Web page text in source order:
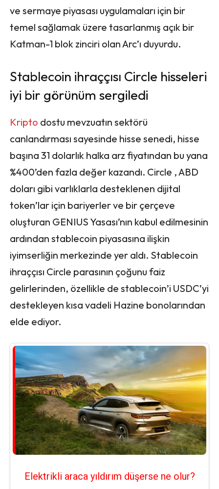
ve sermaye piyasası uygulamaları için bir
temel sağlamak üzere tasarlanmış açık bir
Katman-1 blok zinciri olan Arc’ı duyurdu.
Stablecoin ihraççısı Circle hisseleri
iyi bir görünüm sergiledi
Kripto dostu mevzuatın sektörü
canlandırması sayesinde hisse senedi, hisse
başına 31 dolarlık halka arz fiyatından bu yana
%400’den fazla değer kazandı. Circle , ABD
doları gibi varlıklarla desteklenen dijital
token’lar için bariyerler ve bir çerçeve
oluşturan GENIUS Yasası’nın kabul edilmesinin
ardından stablecoin piyasasına ilişkin
iyimserliğin merkezinde yer aldı. Stablecoin
ihraççısı Circle parasının çoğunu faiz
gelirlerinden, özellikle de stablecoin’i USDC’yi
destekleyen kısa vadeli Hazine bonolarından
elde ediyor.
Elektrikli araca yıldırım düşerse ne olur?